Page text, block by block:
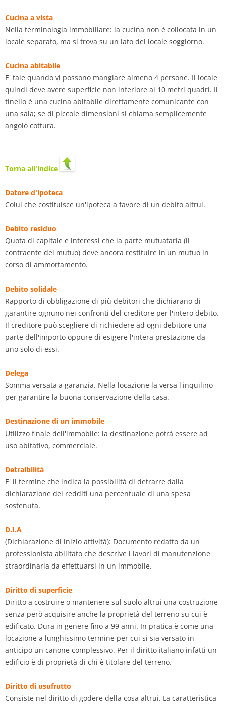
Cucina a vista
Nella terminologia immobiliare: la cucina non è collocata in un
locale separato, ma si trova su un lato del locale soggiorno.
Cucina abitabile
E' tale quando vi possono mangiare almeno 4 persone. Il locale
quindi deve avere superficie non inferiore ai 10 metri quadri. Il
tinello è una cucina abitabile direttamente comunicante con
una sala; se di piccole dimensioni si chiama semplicemente
angolo cottura.
Torna all'indice
Datore d'ipoteca
Colui che costituisce un'ipoteca a favore di un debito altrui.
Debito residuo
Quota di capitale e interessi che la parte mutuataria (il
contraente del mutuo) deve ancora restituire in un mutuo in
corso di ammortamento.
Debito solidale
Rapporto di obbligazione di più debitori che dichiarano di
garantire ognuno nei confronti del creditore per l'intero debito.
Il creditore può scegliere di richiedere ad ogni debitore una
parte dell'importo oppure di esigere l'intera prestazione da
uno solo di essi.
Delega
Somma versata a garanzia. Nella locazione la versa l'inquilino
per garantire la buona conservazione della casa.
Destinazione di un immobile
Utilizzo finale dell'immobile: la destinazione potrà essere ad
uso abitativo, commerciale.
Detraibilità
E' il termine che indica la possibilità di detrarre dalla
dichiarazione dei redditi una percentuale di una spesa
sostenuta.
D.I.A
(Dichiarazione di inizio attività): Documento redatto da un
professionista abilitato che descrive i lavori di manutenzione
straordinaria da effettuarsi in un immobile.
Diritto di superficie
Diritto a costruire o mantenere sul suolo altrui una costruzione
senza però acquisire anche la proprietà del terreno su cui è
edificato. Dura in genere fino a 99 anni. In pratica è come una
locazione a lunghissimo termine per cui si sia versato in
anticipo un canone complessivo. Per il diritto italiano infatti un
edificio è di proprietà di chi è titolare del terreno.
Diritto di usufrutto
Consiste nel diritto di godere della cosa altrui. La caratteristica